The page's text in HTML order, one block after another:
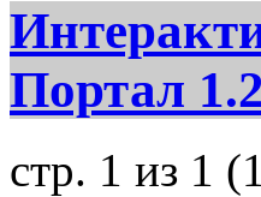
Портал 1.2
стр. 1 из 1